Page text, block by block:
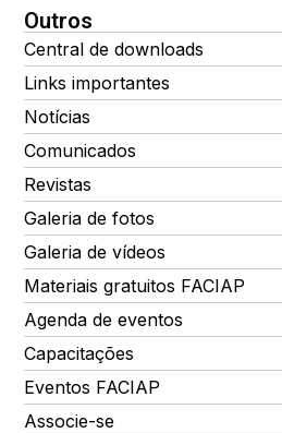
Outros
Central de downloads
Links importantes
Notícias
Comunicados
Revistas
Galeria de fotos
Galeria de vídeos
Materiais gratuitos FACIAP
Agenda de eventos
Capacitações
Eventos FACIAP
Associe-se